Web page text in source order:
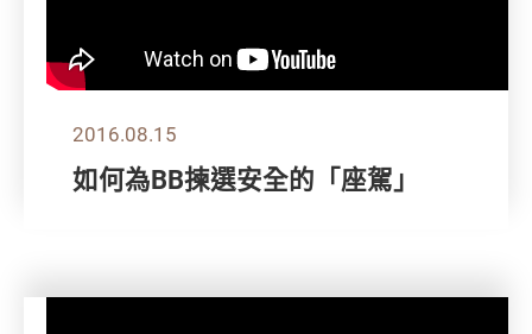
2016.08.15
如何為BB揀選安全的「座駕」